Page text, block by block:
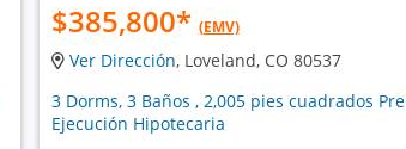
$385,800* (EMV)
Ver Dirección, Loveland, CO 80537
3 Dorms, 3 Baños , 2,005 pies cuadrados Pre
Ejecución Hipotecaria